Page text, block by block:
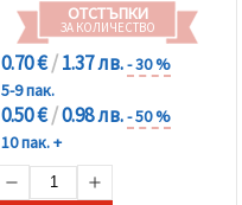
ОТСТЪПКИ
ЗА КОЛИЧЕСТВО
0.70 €/1.37 лв.- 30 %
5-9 пак.
0.50 €/0.98 лв.- 50 %
10 пак. +